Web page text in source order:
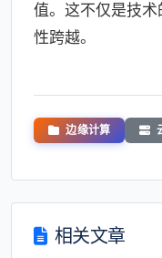
值。这不仅是技
性跨越。
边缘计算
相关文章